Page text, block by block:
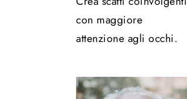
con maggiore
attenzione agli occhi.